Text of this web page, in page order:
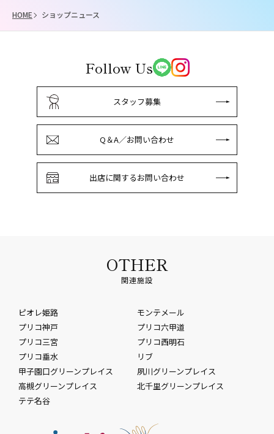
HOME ショップニュース
Follow Us
スタッフ募集
Q＆A／お問い合わせ
出店に関するお問い合わせ
OTHER
関連施設
ピオレ姫路
モンテメール
プリコ神戸
プリコ六甲道
プリコ三宮
プリコ西明石
プリコ垂水
リブ
甲子園口グリーンプレイス
夙川グリーンプレイス
高槻グリーンプレイス
北千里グリーンプレイス
テテ名谷